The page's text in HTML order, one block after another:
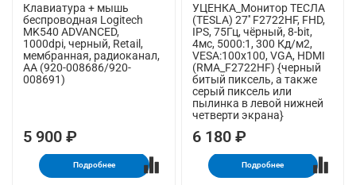
Клавиатура + мышь
беспроводная Logitech
MK540 ADVANCED,
1000dpi, черный, Retail,
мембранная, радиоканал,
AA (920-008686/920-
008691)
5 900 ₽
Подробнее
УЦЕНКА_Монитор ТЕСЛА
(TESLA) 27'' F2722HF, FHD,
IPS, 75Гц, чёрный, 8-bit,
4мс, 5000:1, 300 Кд/м2,
VESA:100x100, VGA, HDMI
(RMA_F2722HF) {черный
битый пиксель, а также
серый пиксель или
пылинка в левой нижней
четверти экрана}
6 180 ₽
Подробнее